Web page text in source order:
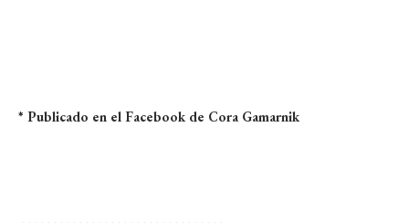
* Publicado en el Facebook de Cora Gamarnik